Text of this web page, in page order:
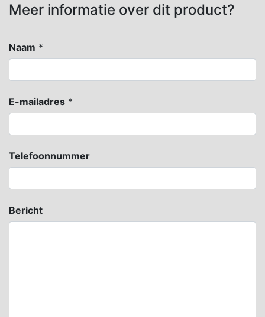
Meer informatie over dit product?
Naam *
E-mailadres *
Telefoonnummer
Bericht